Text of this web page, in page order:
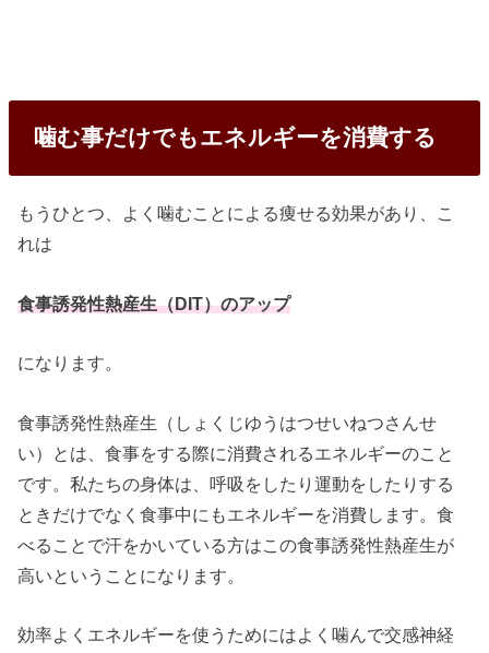
噛む事だけでもエネルギーを消費する
もうひとつ、よく噛むことによる痩せる効果があり、こ
れは
食事誘発性熱産生（DIT）のアップ
になります。
食事誘発性熱産生（しょくじゆうはつせいねつさんせ
い）とは、食事をする際に消費されるエネルギーのこと
です。私たちの身体は、呼吸をしたり運動をしたりする
ときだけでなく食事中にもエネルギーを消費します。食
べることで汗をかいている方はこの食事誘発性熱産生が
高いということになります。
効率よくエネルギーを使うためにはよく噛んで交感神経